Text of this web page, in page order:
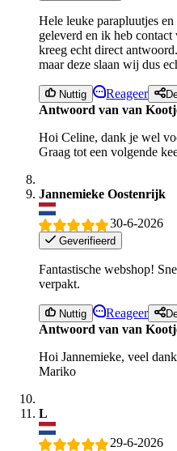
Hele leuke parapluutjes
geleverd en ik heb contact
kreeg echt direct
maar deze slaan wij dus
Nuttig Reageer
Antwoord van van
Hoi Celine, dank je wel
Graag tot een volgende
Jannemieke Oostenrijk
30-6-2026
Geverifieerd
Fantastische webshop!
verpakt.
Nuttig Reageer
Antwoord van van
Hoi Jannemieke, veel
Mariko
L
29-6-2026